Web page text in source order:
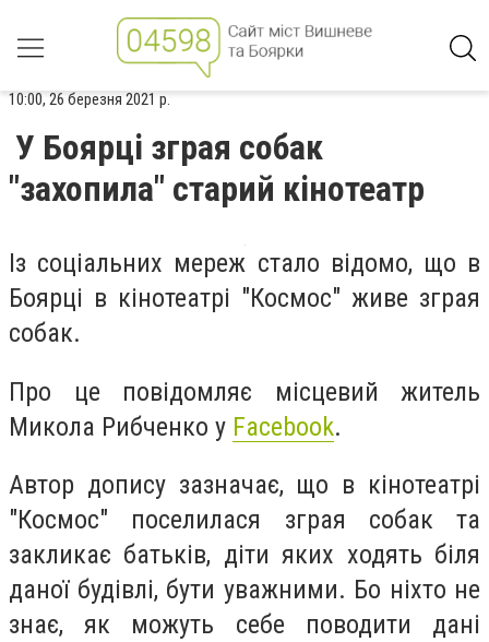
10:00, 26 березня 2021 р.
У Боярці зграя собак
"захопила" старий кінотеатр
Із соціальних мереж стало відомо, що в
Боярці в кінотеатрі "Космос" живе зграя
собак.
Про це повідомляє місцевий житель
Микола Рибченко у Faсebook.
Автор допису зазначає, що в кінотеатрі
"Космос" поселилася зграя собак та
закликає батьків, діти яких ходять біля
даної будівлі, бути уважними. Бо ніхто не
знає, як можуть себе поводити дані